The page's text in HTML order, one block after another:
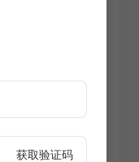
获取验证码